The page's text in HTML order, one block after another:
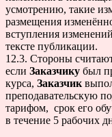
усмотрению, такие
размещения
вступления
тексте публикации.
12.3. Стороны
если Заказчику был
курса, Заказчик
преподавательскую
тарифом, срок его
в течение 5 рабочих